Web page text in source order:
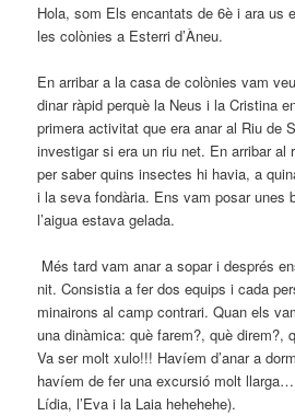
Hola, som Els encantats de 6è i ara us
les colònies a Esterri d’Àneu.
En arribar a la casa de colònies vam
dinar ràpid perquè la Neus i la Cristina
primera activitat que era anar al Riu de
investigar si era un riu net. En arribar al
per saber quins insectes hi havia, a
i la seva fondària. Ens vam posar unes
l’aigua estava gelada.
Més tard vam anar a sopar i després
nit. Consistia a fer dos equips i cada
minairons al camp contrari. Quan els
una dinàmica: què farem?, què direm?,
Va ser molt xulo!!! Havíem d’anar a
havíem de fer una excursió molt
Lídia, l’Eva i la Laia hehehehe).